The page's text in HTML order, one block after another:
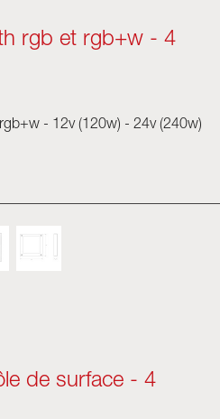
rgb et rgb+w - 4
- 12v (120w) - 24v (240w)
de surface - 4